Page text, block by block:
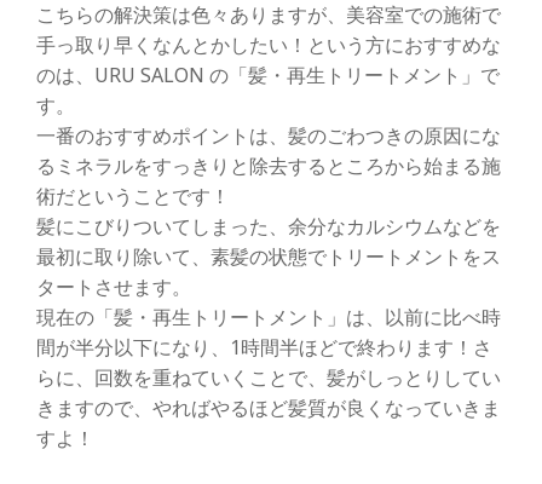
こちらの解決策は色々ありますが、美容室での施術で
手っ取り早くなんとかしたい！という方におすすめな
のは、URU SALON の「髪・再生トリートメント」で
す。
一番のおすすめポイントは、髪のごわつきの原因にな
るミネラルをすっきりと除去するところから始まる施
術だということです！
髪にこびりついてしまった、余分なカルシウムなどを
最初に取り除いて、素髪の状態でトリートメントをス
タートさせます。
現在の「髪・再生トリートメント」は、以前に比べ時
間が半分以下になり、1時間半ほどで終わります！さ
らに、回数を重ねていくことで、髪がしっとりしてい
きますので、やればやるほど髪質が良くなっていきま
すよ！